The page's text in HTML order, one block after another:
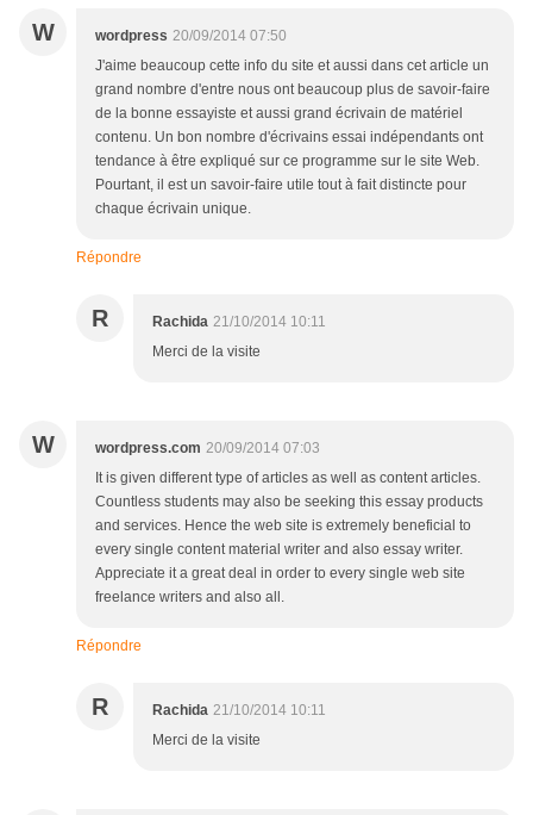
W wordpress 20/09/2014 07:50
J'aime beaucoup cette info du site et aussi dans cet article un
grand nombre d'entre nous ont beaucoup plus de savoir-faire
de la bonne essayiste et aussi grand écrivain de matériel
contenu. Un bon nombre d'écrivains essai indépendants ont
tendance à être expliqué sur ce programme sur le site Web.
Pourtant, il est un savoir-faire utile tout à fait distincte pour
chaque écrivain unique.
Répondre
R Rachida 21/10/2014 10:11
Merci de la visite
W wordpress.com 20/09/2014 07:03
It is given different type of articles as well as content articles.
Countless students may also be seeking this essay products
and services. Hence the web site is extremely beneficial to
every single content material writer and also essay writer.
Appreciate it a great deal in order to every single web site
freelance writers and also all.
Répondre
R Rachida 21/10/2014 10:11
Merci de la visite